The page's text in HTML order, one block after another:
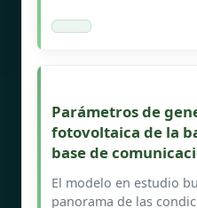
Parámetros de
fotovoltaica de la
base de
El modelo en estudio
panorama de las